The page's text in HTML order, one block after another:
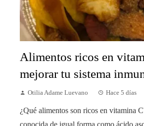
Alimentos ricos en
mejorar tu sistema
Otilia Adame Luevano Hace 5 días
¿Qué alimentos son ricos en vitamina
conocida de igual forma como ácido